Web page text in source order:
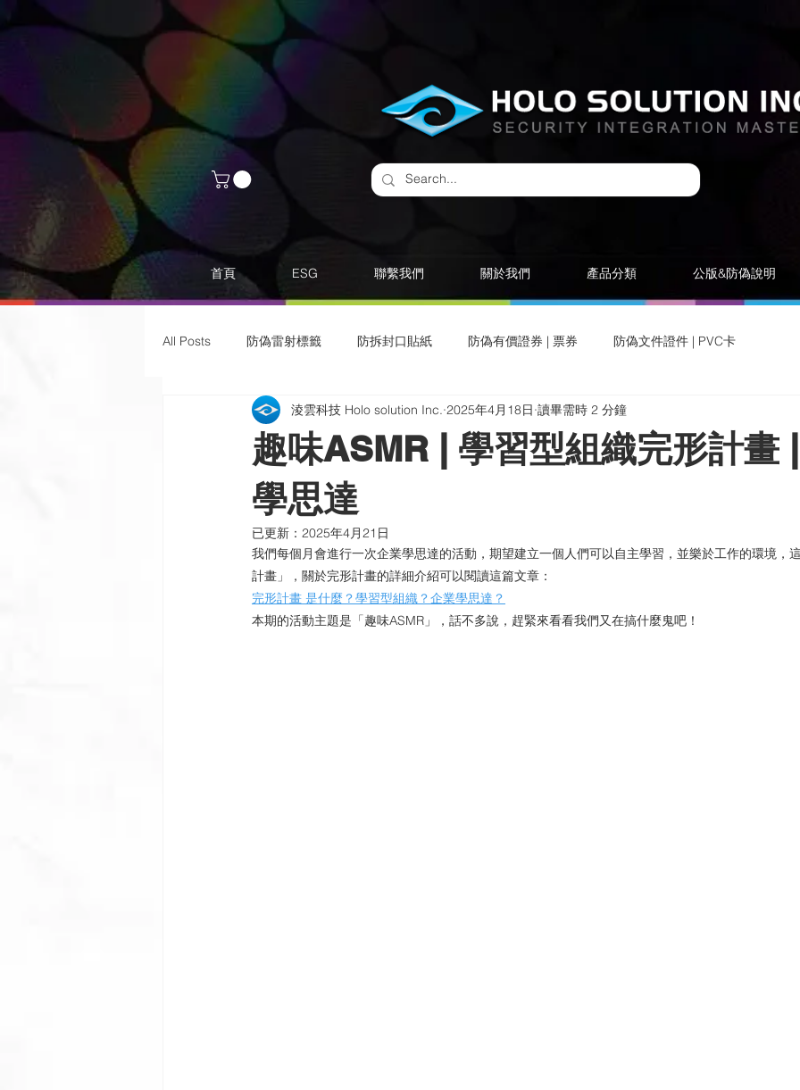
首頁 ESG 聯繫我們 關於我們 產品分類 公版&防偽說明
All Posts 防偽雷射標籤 ​防拆封口貼紙 防偽有價證券 | 票券 防偽文件證件 | PVC卡
包裝貼紙 | 酒標 | 紙盒 雷射銘版貼片 防偽油墨與印刷 QR Code防偽系統
製程與設備
趣味ASMR | 學習型組織完形計畫
學思達
淩雲科技 Holo solution Inc. 2025年4月18日 讀畢需時 2 分鐘
已更新： 2025年4月21日
我們每個月會進行一次企業學思達的活動，期望建立一個人們可以自主學習，並樂於工作的環境，
計畫」，關於完形計畫的詳細介紹可以閱讀這篇文章：
完形計畫 是什麼？學習型組織？企業學思達？
本期的活動主題是「趣味ASMR」，話不多說，趕緊來看看我們又在搞什麼鬼吧！